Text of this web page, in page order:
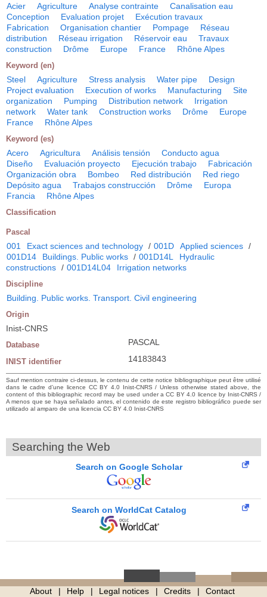
Acier Agriculture Analyse contrainte
Canalisation eau
Conception
Evaluation projet
Exécution travaux
Fabrication
Organisation chantier Pompage
Réseau
distribution
Réseau irrigation Réservoir eau
Travaux
construction
Drôme Europe France Rhône Alpes
Keyword (en)
Steel Agriculture Stress analysis Water pipe
Design
Project evaluation
Execution of works Manufacturing
Site
organization
Pumping Distribution network
Irrigation
network
Water tank Construction works Drôme
Europe
France
Rhône Alpes
Keyword (es)
Acero Agricultura Análisis tensión
Conducto agua
Diseño
Evaluación proyecto Ejecución trabajo
Fabricación
Organización obra
Bombeo Red distribución
Red riego
Depósito agua
Trabajos construcción Drôme
Europa
Francia
Rhône Alpes
Classification
Pascal
001 Exact sciences and technology / 001D Applied sciences /
001D14
Buildings. Public works / 001D14L
Hydraulic
constructions / 001D14L04 Irrigation networks
Discipline
Building. Public works. Transport. Civil engineering
Origin
Inist-CNRS
Database PASCAL
INIST identifier 14183843
Sauf mention contraire ci-dessus, le contenu de cette notice bibliographique peut être utilisé
dans le cadre d’une licence CC BY 4.0 Inist-CNRS / Unless otherwise stated above, the
content of this bibliographic record may be used under a CC BY 4.0 licence by Inist-CNRS /
A menos que se haya señalado antes, el contenido de este registro bibliográfico puede ser
utilizado al amparo de una licencia CC BY 4.0 Inist-CNRS
Searching the Web
Search on Google Scholar
Search on WorldCat Catalog
About Help Legal notices Credits Contact